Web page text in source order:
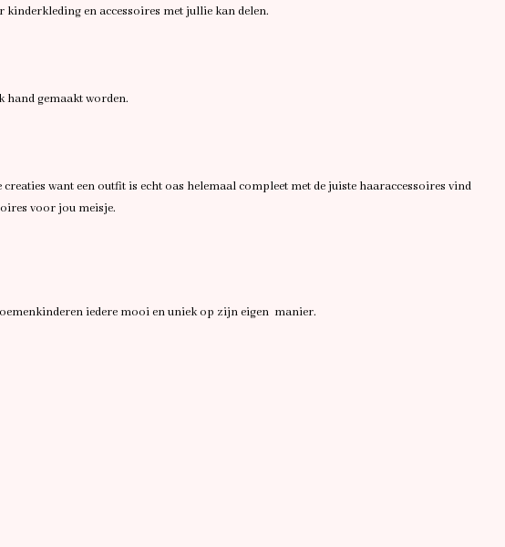
en accessoires met jullie kan delen.
hand gemaakt worden.
want een outfit is echt oas helemaal compleet met de juiste haaraccessoires vind
voor jou meisje.
iedere mooi en uniek op zijn eigen manier.